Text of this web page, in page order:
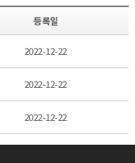
등록일
2022-12-22
2022-12-22
2022-12-22